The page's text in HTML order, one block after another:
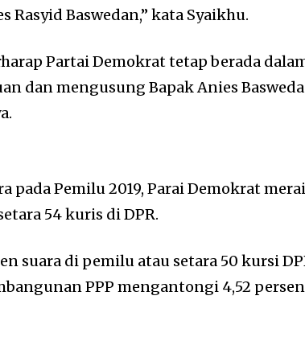
Rasyid Baswedan,” kata Syaikhu.
Partai Demokrat tetap berada
dan mengusung Bapak Anies
pada Pemilu 2019, Parai Demokrat
54 kuris di DPR.
suara di pemilu atau setara 50 kursi
PPP mengantongi 4,52 persen